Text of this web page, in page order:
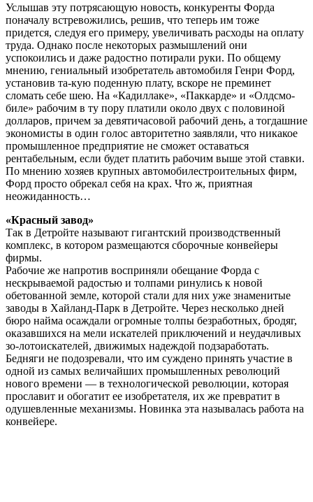
Услышав эту потрясающую новость, конкуренты Форда
поначалу встревожились, решив, что теперь им тоже
придется, следуя его примеру, увеличивать расходы на оплату
труда. Однако после некоторых размышлений они
успокоились и даже радостно потирали руки. По общему
мнению, гениальный изобретатель автомобиля Генри Форд,
установив та-кую поденную плату, вскоре не преминет
сломать себе шею. На «Кадиллаке», «Паккарде» и «Олдсмо-
биле» рабочим в ту пору платили около двух с половиной
долларов, причем за девятичасовой рабочий день, а тогдашние
экономисты в один голос авторитетно заявляли, что никакое
промышленное предприятие не сможет оставаться
рентабельным, если будет платить рабочим выше этой ставки.
По мнению хозяев крупных автомобилестроительных фирм,
Форд просто обрекал себя на крах. Что ж, приятная
неожиданность…
«Красный завод»
Так в Детройте называют гигантский производственный
комплекс, в котором размещаются сборочные конвейеры
фирмы.
Рабочие же напротив восприняли обещание Форда с
нескрываемой радостью и толпами ринулись к новой
обетованной земле, которой стали для них уже знаменитые
заводы в Хайланд-Парк в Детройте. Через несколько дней
бюро найма осаждали огромные толпы безработных, бродяг,
оказавшихся на мели искателей приключений и неудачливых
зо-лотоискателей, движимых надеждой подзаработать.
Бедняги не подозревали, что им суждено принять участие в
одной из самых величайших промышленных революций
нового времени — в технологической революции, которая
прославит и обогатит ее изобретателя, их же превратит в
одушевленные механизмы. Новинка эта называлась работа на
конвейере.